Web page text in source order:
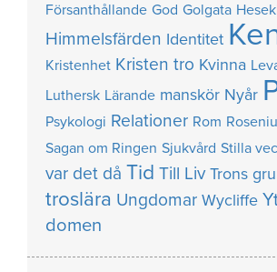
Försanthållande God Golgata
Himmelsfärden Identitet
Kristenhet Kristen tro Kvinna
Luthersk Lärande manskör Nyår
Psykologi Relationer Rom
Sagan om Ringen Sjukvård Stilla
var det då Tid Till Liv Trons
troslära Ungdomar Wycliffe
domen